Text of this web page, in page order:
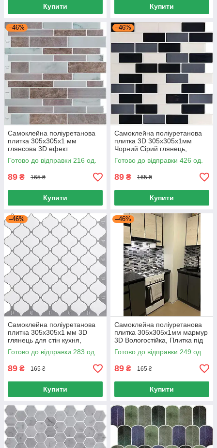
Купити Купити
–46%
Самоклейна поліуретанова
плитка 305х305х1 мм
глянсова 3D ефект
вологостійка, Панелі 3D для
стін
Готово до відправки 216 од.
89 ₴ 165 ₴
Купити
–46%
Самоклейна поліуретанова
плитка 3D 305х305х1мм
Чорний Сірий глянець,
Панелі для стін 305х305 мм
вологостійкі
Готово до відправки 426 од.
89 ₴ 165 ₴
Купити
–46%
Самоклейна поліуретанова
плитка 305х305х1 мм 3D
глянець для стін кухня,
Панелі 3D самоклейка
305х305мм
Готово до відправки 283 од.
89 ₴ 165 ₴
Купити
–46%
Самоклейна поліуретанова
плитка 305х305х1мм мармур
3D Вологостійка, Плитка під
мармур 305х305х1 мм для
стін
Готово до відправки 249 од.
89 ₴ 165 ₴
Купити